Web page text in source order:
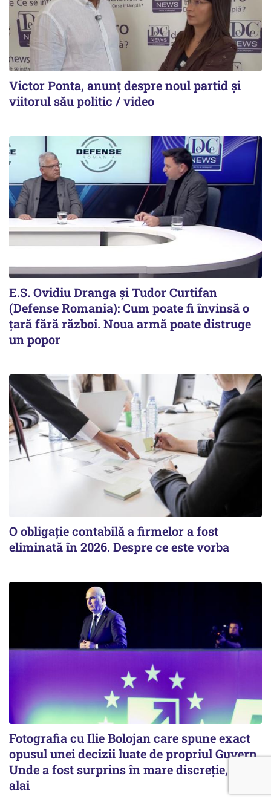
Victor Ponta, anunț despre noul partid și
viitorul său politic / video
E.S. Ovidiu Dranga și Tudor Curtifan
(Defense Romania): Cum poate fi învinsă o
țară fără război. Noua armă poate distruge
un popor
O obligație contabilă a firmelor a fost
eliminată în 2026. Despre ce este vorba
Fotografia cu Ilie Bolojan care spune exact
opusul unei decizii luate de propriul Guvern.
Unde a fost surprins în mare discreție, fără
alai